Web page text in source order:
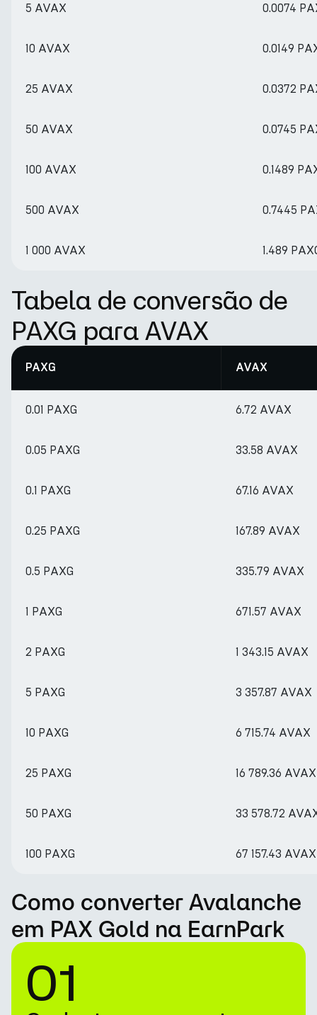
5 AVAX 0.0074
10 AVAX 0.0149
25 AVAX 0.0372
50 AVAX 0.0745
100 AVAX 0.1489
500 AVAX 0.7445
1 000 AVAX 1.489
Tabela de conversão de
PAXG para AVAX
PAXG AVAX
0.01 PAXG 6.72 AVAX
0.05 PAXG 33.58 AVAX
0.1 PAXG 67.16 AVAX
0.25 PAXG 167.89 AVAX
0.5 PAXG 335.79 AVAX
1 PAXG 671.57 AVAX
2 PAXG 1 343.15 AVAX
5 PAXG 3 357.87 AVAX
10 PAXG 6 715.74 AVAX
25 PAXG 16 789.36 AVAX
50 PAXG 33 578.72
100 PAXG 67 157.43 AVAX
Como converter Avalanche
em PAX Gold na EarnPark
01